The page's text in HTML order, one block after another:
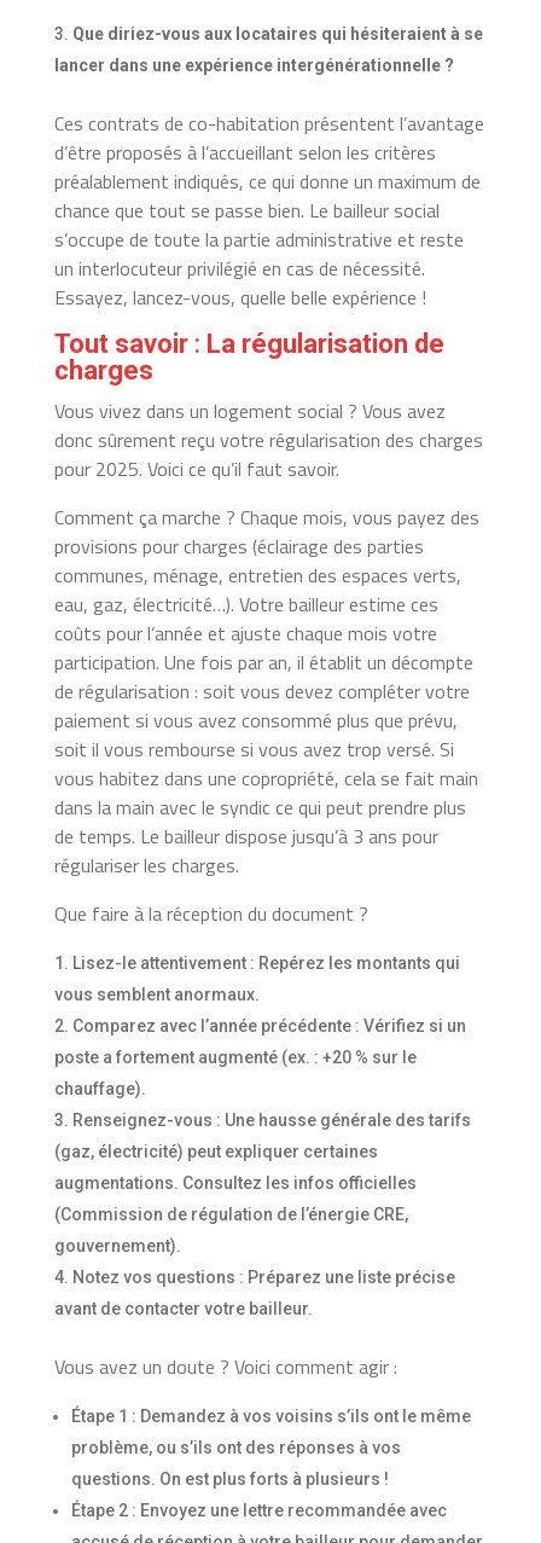
Que diriez-vous aux locataires qui hésiteraient à se
lancer dans une expérience intergénérationnelle ?
Ces contrats de co-habitation présentent l’avantage
d’être proposés à l’accueillant selon les critères
préalablement indiqués, ce qui donne un maximum de
chance que tout se passe bien. Le bailleur social
s’occupe de toute la partie administrative et reste
un interlocuteur privilégié en cas de nécessité.
Essayez, lancez-vous, quelle belle expérience !
Tout savoir: La régularisation de
charges
Vous vivez dans un logement social ? Vous avez
donc sûrement reçu votre régularisation des charges
pour 2025. Voici ce qu’il faut savoir.
Comment ça marche ? Chaque mois, vous payez des
provisions pour charges (éclairage des parties
communes, ménage, entretien des espaces verts,
eau, gaz, électricité…). Votre bailleur estime ces
coûts pour l’année et ajuste chaque mois votre
participation. Une fois par an, il établit un décompte
de régularisation : soit vous devez compléter votre
paiement si vous avez consommé plus que prévu,
soit il vous rembourse si vous avez trop versé. Si
vous habitez dans une copropriété, cela se fait main
dans la main avec le syndic ce qui peut prendre plus
de temps. Le bailleur dispose jusqu’à 3 ans pour
régulariser les charges.
Que faire à la réception du document ?
Lisez-le attentivement : Repérez les montants qui
vous semblent anormaux.
Comparez avec l’année précédente : Vérifiez si un
poste a fortement augmenté (ex. : +20 % sur le
chauffage).
Renseignez-vous : Une hausse générale des tarifs
(gaz, électricité) peut expliquer certaines
augmentations. Consultez les infos officielles
(Commission de régulation de l’énergie CRE,
gouvernement).
Notez vos questions : Préparez une liste précise
avant de contacter votre bailleur.
Vous avez un doute ? Voici comment agir :
Étape 1 : Demandez à vos voisins s’ils ont le même
problème, ou s’ils ont des réponses à vos
questions. On est plus forts à plusieurs !
Étape 2 : Envoyez une lettre recommandée avec